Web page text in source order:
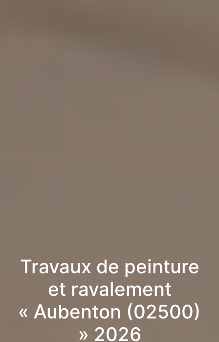
Travaux de peinture
et ravalement
« Aubenton (02500)
» 2026